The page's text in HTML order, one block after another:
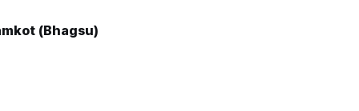
(Bhagsu)